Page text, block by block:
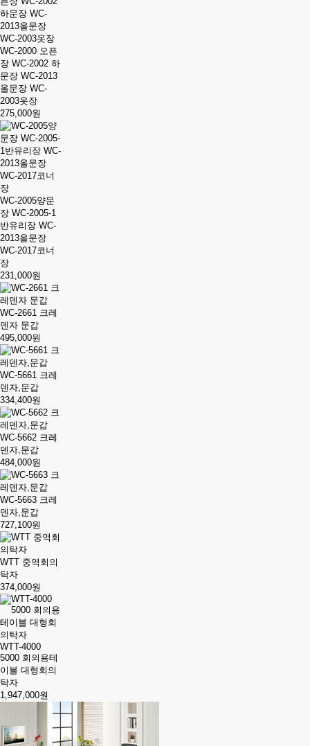
WC-2000 오픈
장 WC-2002 하
문장 WC-2013
올문장 WC-
2003옷장
275,000원
WC-2005양문
장 WC-2005-1
반유리장 WC-
2013올문장
WC-2017코너
장
231,000원
WC-2661 크레
덴자 문갑
495,000원
WC-5661 크레
덴자,문갑
334,400원
WC-5662 크레
덴자,문갑
484,000원
WC-5663 크레
덴자,문갑
727,100원
WTT 중역회의
탁자
374,000원
WTT-4000
5000 회의용테
이블 대형회의
탁자
1,947,000원